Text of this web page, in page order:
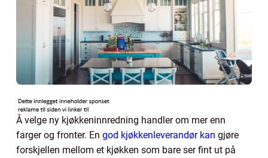
Å velge ny kjøkkeninnredning handler om mer enn
farger og fronter. En god kjøkkenleverandør kan gjøre
forskjellen mellom et kjøkken som bare ser fint ut på